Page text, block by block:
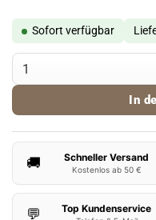
Sofort verfügbar
#GangGang Aroma Walk Up
In
🚚 Schneller Versand
Kostenlos ab 50 €
💬 Top Kundenservice